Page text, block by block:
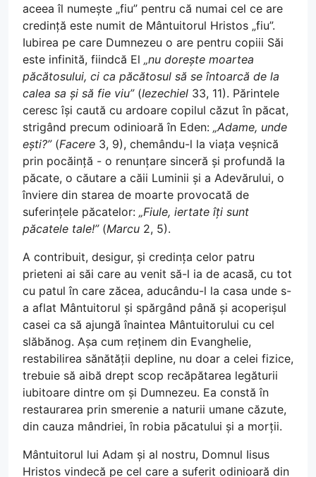
aceea îl numește „fiu” pentru că numai cel ce are
credință este numit de Mântuitorul Hristos „fiu”.
Iubirea pe care Dumnezeu o are pentru copiii Săi
este infinită, fiindcă El „nu dorește moartea
păcătosului, ci ca păcătosul să se întoarcă de la
calea sa și să fie viu”(Iezechiel 33, 11). Părintele
ceresc își caută cu ardoare copilul căzut în păcat,
strigând precum odinioară în Eden: „Adame, unde
ești?”(Facere 3, 9), chemându-l la viața veșnică
prin pocăință - o renunțare sinceră și profundă la
păcate, o căutare a căii Luminii și a Adevărului, o
înviere din starea de moarte provocată de
suferințele păcatelor: „Fiule, iertate îți sunt
păcatele tale!”(Marcu 2, 5).
A contribuit, desigur, și credința celor patru
prieteni ai săi care au venit să-l ia de acasă, cu tot
cu patul în care zăcea, aducându-l la casa unde s-
a aflat Mântuitorul și spărgând până și acoperișul
casei ca să ajungă înaintea Mântuitorului cu cel
slăbănog. Așa cum reținem din Evanghelie,
restabilirea sănătății depline, nu doar a celei fizice,
trebuie să aibă drept scop recăpătarea legăturii
iubitoare dintre om și Dumnezeu. Ea constă în
restaurarea prin smerenie a naturii umane căzute,
din cauza mândriei, în robia păcatului și a morții.
Mântuitorul lui Adam și al nostru, Domnul Iisus
Hristos vindecă pe cel care a suferit odinioară din